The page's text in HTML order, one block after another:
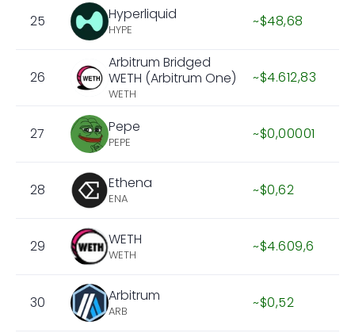
25 Hyperliquid
HYPE ~$48,68
26
Arbitrum Bridged
WETH (Arbitrum One)
WETH
~$4.612,83
27 Pepe
PEPE ~$0,00001
28 Ethena
ENA ~$0,62
29 WETH
WETH ~$4.609,6
30 Arbitrum
ARB ~$0,52